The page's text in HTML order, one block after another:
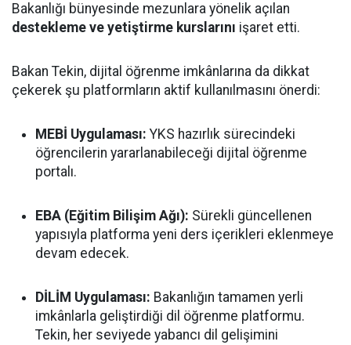
Bakanlığı bünyesinde mezunlara yönelik açılan
destekleme ve yetiştirme kurslarını işaret etti.
Bakan Tekin, dijital öğrenme imkânlarına da dikkat
çekerek şu platformların aktif kullanılmasını önerdi:
MEBİ Uygulaması: YKS hazırlık sürecindeki
öğrencilerin yararlanabileceği dijital öğrenme
portalı.
EBA (Eğitim Bilişim Ağı): Sürekli güncellenen
yapısıyla platforma yeni ders içerikleri eklenmeye
devam edecek.
DİLİM Uygulaması: Bakanlığın tamamen yerli
imkânlarla geliştirdiği dil öğrenme platformu.
Tekin, her seviyede yabancı dil gelişimini